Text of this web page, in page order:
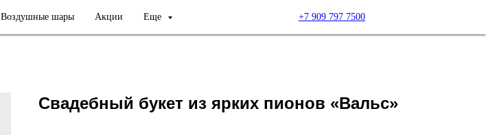
Воздушные шары Акции Еще +7 909 797 7500
Свадебный букет из ярких пионов «Вальс»